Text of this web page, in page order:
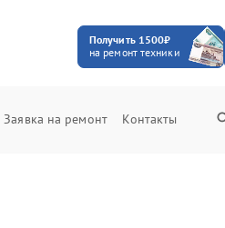
Получить 1500₽
на ремонт техники
Заявка на ремонт Контакты